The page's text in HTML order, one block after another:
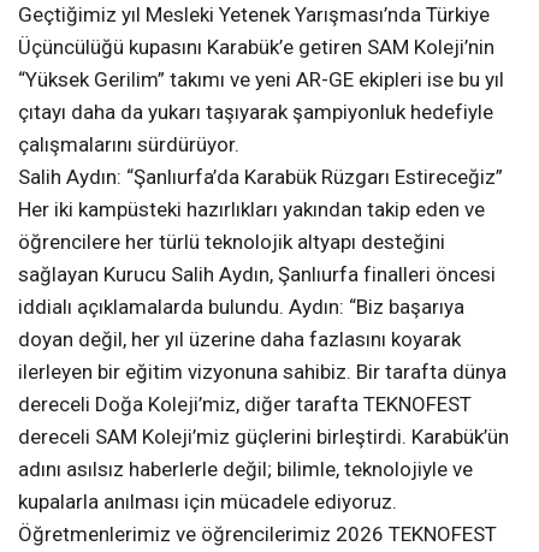
Geçtiğimiz yıl Mesleki Yetenek Yarışması’nda Türkiye
Üçüncülüğü kupasını Karabük’e getiren SAM Koleji’nin
“Yüksek Gerilim” takımı ve yeni AR-GE ekipleri ise bu yıl
çıtayı daha da yukarı taşıyarak şampiyonluk hedefiyle
çalışmalarını sürdürüyor.
Salih Aydın: “Şanlıurfa’da Karabük Rüzgarı Estireceğiz”
Her iki kampüsteki hazırlıkları yakından takip eden ve
öğrencilere her türlü teknolojik altyapı desteğini
sağlayan Kurucu Salih Aydın, Şanlıurfa finalleri öncesi
iddialı açıklamalarda bulundu. Aydın: “Biz başarıya
doyan değil, her yıl üzerine daha fazlasını koyarak
ilerleyen bir eğitim vizyonuna sahibiz. Bir tarafta dünya
dereceli Doğa Koleji’miz, diğer tarafta TEKNOFEST
dereceli SAM Koleji’miz güçlerini birleştirdi. Karabük’ün
adını asılsız haberlerle değil; bilimle, teknolojiyle ve
kupalarla anılması için mücadele ediyoruz.
Öğretmenlerimiz ve öğrencilerimiz 2026 TEKNOFEST